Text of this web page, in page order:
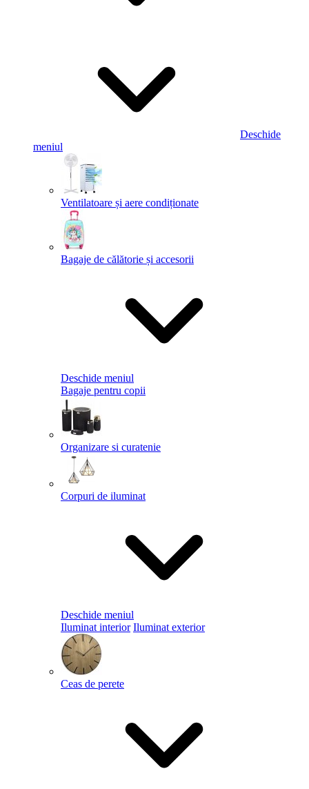
Deschide
meniul
Ventilatoare și aere condiționate
Bagaje de călătorie și accesorii
Deschide meniul
Bagaje pentru copii
Organizare si curatenie
Corpuri de iluminat
Deschide meniul
Iluminat interior Iluminat exterior
Ceas de perete